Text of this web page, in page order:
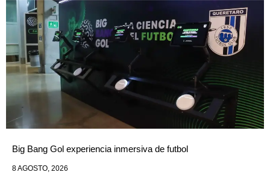
Big Bang Gol experiencia inmersiva de futbol
8 AGOSTO, 2026